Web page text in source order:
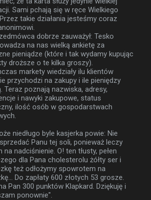
Sami pchają się w ręce Wielkiego
takie działania jesteśmy coraz
dobrze zauważył: Tesko
na nas wielką ankietę za
pieniądze (które i tak wydamy kupując
droższe o te kilka groszy).
markety wiedziały ilu klientów
przychodzi na zakupy i ile pieniędzy
Teraz poznają nazwiska, adresy,
i nawyki zakupowe, status
ilość osób w gospodarstwach
niedługo byle kasjerka powie: Nie
Panu tej soli, ponieważ leczy
na nadciśnienie. O! ten tłusty, pełen
dla Pana cholesterolu żółty ser i
też odłożymy spowrotem na
Do zapłaty 600 złotych 53 grosze.
Pan 300 punktów Klapkard. Dziękuję i
ponownie".